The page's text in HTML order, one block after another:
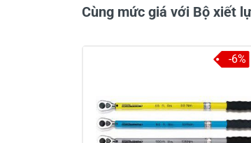
Viết nhận xét về sản
Cùng mức giá với Bộ xiết
-6%